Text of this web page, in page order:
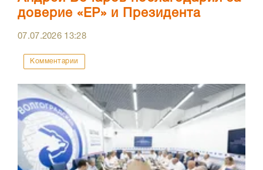
доверие «ЕР» и Президента
07.07.2026 13:28
Комментарии